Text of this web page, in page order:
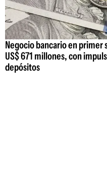
Negocio bancario en primer
US$ 671 millones, con
depósitos